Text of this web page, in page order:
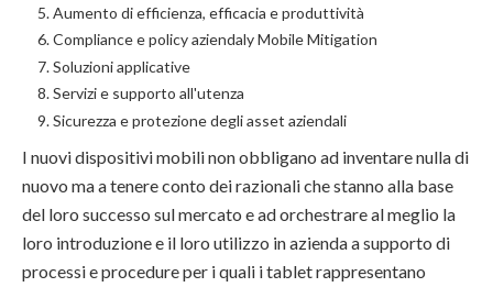
Aumento di efficienza, efficacia e produttività
Compliance e policy aziendaly Mobile Mitigation
Soluzioni applicative
Servizi e supporto all'utenza
Sicurezza e protezione degli asset aziendali
I nuovi dispositivi mobili non obbligano ad inventare nulla di
nuovo ma a tenere conto dei razionali che stanno alla base
del loro successo sul mercato e ad orchestrare al meglio la
loro introduzione e il loro utilizzo in azienda a supporto di
processi e procedure per i quali i tablet rappresentano